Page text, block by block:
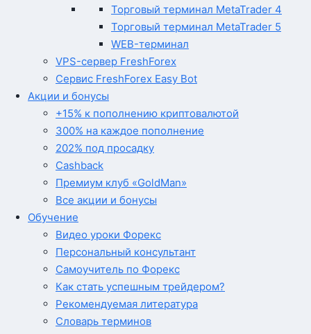
Торговый терминал MetaTrader 4
Торговый терминал MetaTrader 5
WEB-терминал
VPS-сервер FreshForex
Сервис FreshForex Easy Bot
Акции и бонусы
+15% к пополнению криптовалютой
300% на каждое пополнение
202% под просадку
Cashback
Премиум клуб «GoldMan»
Все акции и бонусы
Обучение
Видео уроки Форекс
Персональный консультант
Самоучитель по Форекс
Как стать успешным трейдером?
Рекомендуемая литература
Словарь терминов